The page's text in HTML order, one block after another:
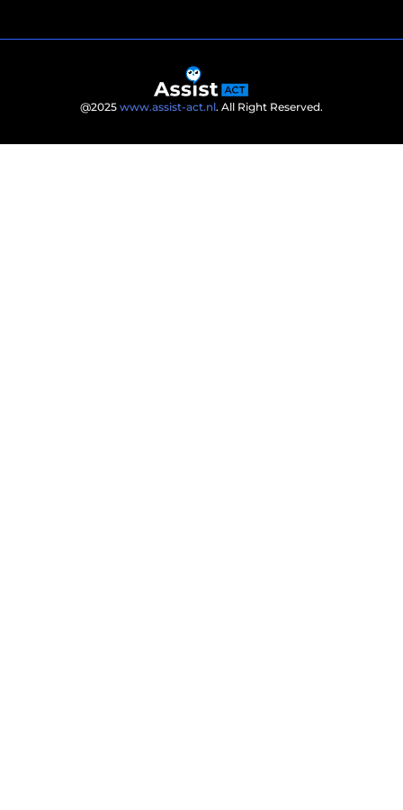
@2025 www.assist-act.nl. All Right Reserved.